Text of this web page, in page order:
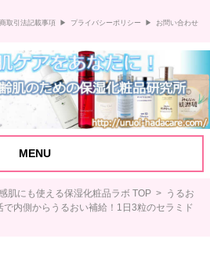
取引法記載事項 プライバシーポリシー
お問い合わせ
MENU
肌にも使える保湿化粧品ラボ TOP >
うるお
内側からうるおい補給！1日3粒のセラミド